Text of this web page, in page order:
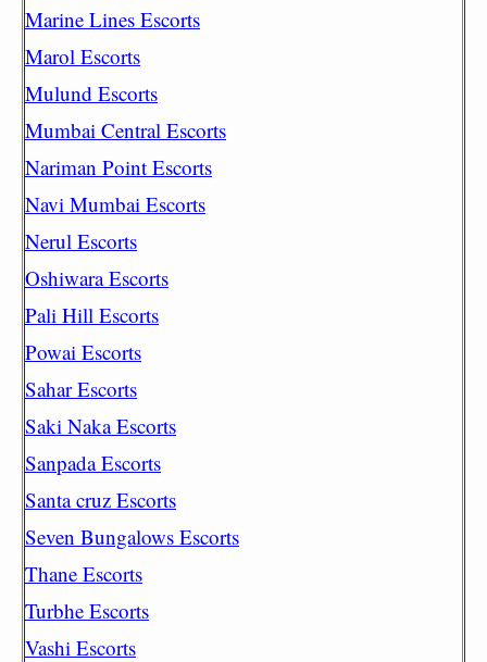
Marine Lines Escorts
Marol Escorts
Mulund Escorts
Mumbai Central Escorts
Nariman Point Escorts
Navi Mumbai Escorts
Nerul Escorts
Oshiwara Escorts
Pali Hill Escorts
Powai Escorts
Sahar Escorts
Saki Naka Escorts
Sanpada Escorts
Santa cruz Escorts
Seven Bungalows Escorts
Thane Escorts
Turbhe Escorts
Vashi Escorts